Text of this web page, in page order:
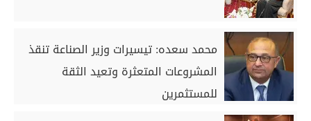
محمد سعده: تيسيرات وزير الصناعة تنقذ
المشروعات المتعثرة وتعيد الثقة
للمستثمرين